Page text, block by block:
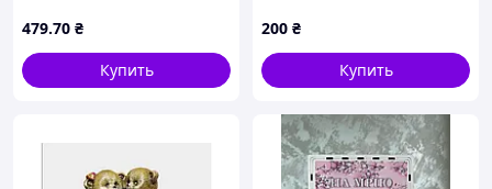
подсветкой
479.70 ₴
Купить
200 ₴
Купить